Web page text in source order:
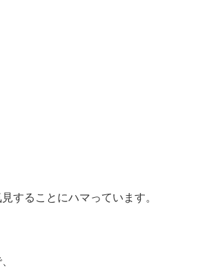
することにハマっています。